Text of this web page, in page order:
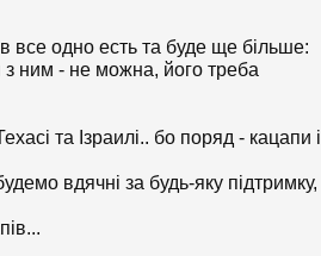
все одно есть та буде ще більше:
ним - не можна, його треба
та Ізраилі.. бо поряд - кацапи і
вдячні за будь-яку підтримку,